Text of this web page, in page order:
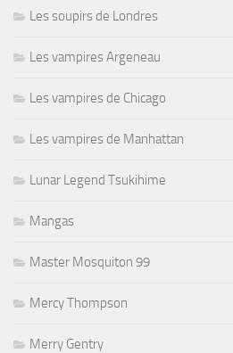
Les soupirs de Londres
Les vampires Argeneau
Les vampires de Chicago
Les vampires de Manhattan
Lunar Legend Tsukihime
Mangas
Master Mosquiton 99
Mercy Thompson
Merry Gentry